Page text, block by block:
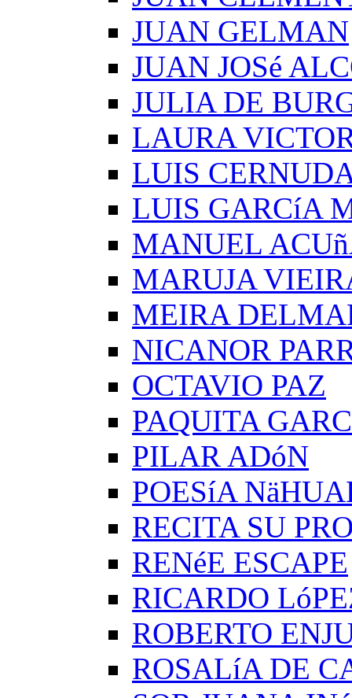
JUAN GELMAN
JUAN JOSé
JULIA DE
LAURA
LUIS
LUIS GARCíA
MANUEL
MARUJA
MEIRA
NICANOR
OCTAVIO PAZ
PAQUITA
PILAR ADóN
POESíA
RECITA SU
RENéE ESCAPE
RICARDO
ROBERTO
ROSALíA DE